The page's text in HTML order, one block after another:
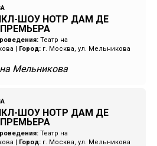
ШОУ НОТР ДАМ ДЕ
Театр на
Город: г. Москва, ул. Мельникова
Мельникова
ШОУ НОТР ДАМ ДЕ
Театр на
Город: г. Москва, ул. Мельникова